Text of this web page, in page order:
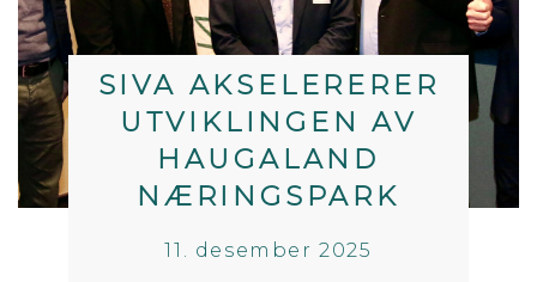
SIVA AKSELERERER
UTVIKLINGEN AV
HAUGALAND
NÆRINGSPARK
11. desember 2025